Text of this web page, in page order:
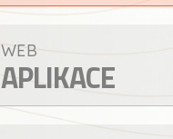
WEB
APLIKACE